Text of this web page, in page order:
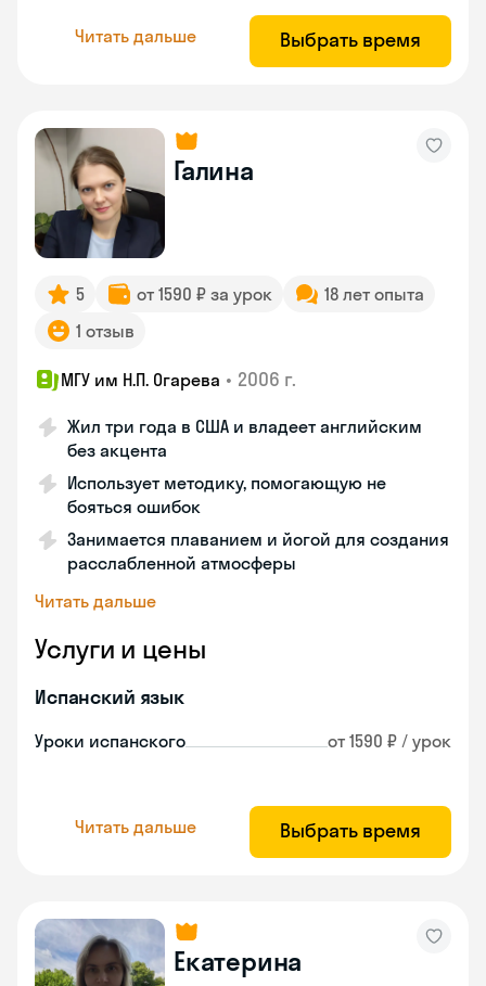
Читать дальше Выбрать время
Галина
5 от 1590 ₽ за урок
18 лет опыта
1 отзыв
МГУ им Н.П. Огарева • 2006 г.
Жил три года в США и владеет английским
без акцента
Использует методику, помогающую не
бояться ошибок
Занимается плаванием и йогой для создания
расслабленной атмосферы
Читать дальше
Услуги и цены
Испанский язык
Уроки испанского от 1590 ₽ / урок
Читать дальше Выбрать время
Екатерина